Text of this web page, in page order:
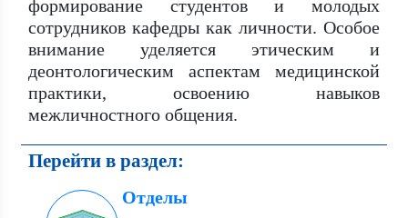
формирование студентов и молодых
сотрудников кафедры как личности. Особое
внимание уделяется этическим и
деонтологическим аспектам медицинской
практики, освоению навыков
межличностного общения.
Перейти в раздел:
Отделы